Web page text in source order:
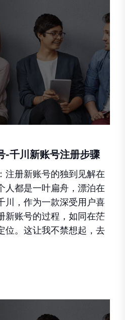
-千川新账号注册步骤
注册新账号的独到见解在
人都是一叶扁舟，漂泊在
川，作为一款深受用户喜
新账号的过程，如同在茫
位。这让我不禁想起，去